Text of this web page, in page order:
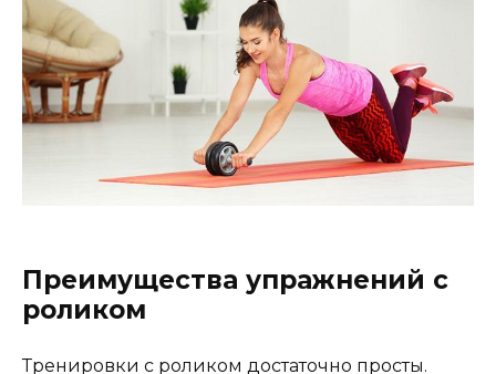
Преимущества упражнений с
роликом
Тренировки с роликом достаточно просты.